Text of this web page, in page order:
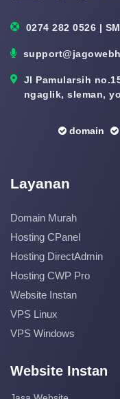
0274 282 0526 |
Jl Pamularsih
ngaglik, sleman,
domain
Layanan
Domain Murah
Hosting CPanel
Hosting DirectAdmin
Hosting CWP Pro
Website Instan
VPS Linux
VPS Windows
Website Instan